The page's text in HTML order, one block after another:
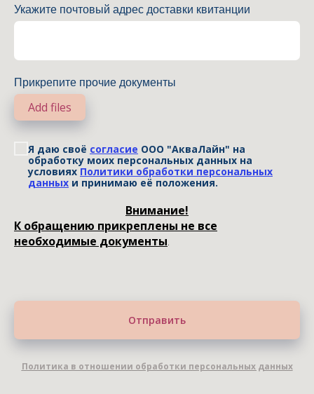
Укажите почтовый адрес доставки квитанции
Прикрепите прочие документы
Add files
Я даю своё согласие ООО "АкваЛайн" на
обработку моих персональных данных на
условиях Политики обработки персональных
данных и принимаю её положения.
Внимание!
К обращению прикреплены не все
необходимые документы.
Отправить
Политика в отношении обработки персональных данных